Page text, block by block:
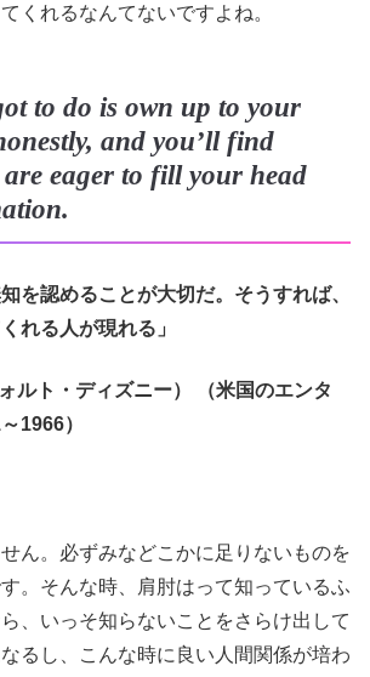
くれるなんてないですよね。
to do is own up to your
and you’ll find
eager to fill your head
を認めることが大切だ。そうすれば、
れる人が現れる」
ルト・ディズニー） （米国のエンタ
1966）
ん。必ずみなどこかに足りないものを
。そんな時、肩肘はって知っているふ
、いっそ知らないことをさらけ出して
るし、こんな時に良い人間関係が培わ